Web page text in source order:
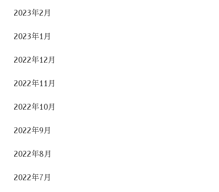
2023年2月
2023年1月
2022年12月
2022年11月
2022年10月
2022年9月
2022年8月
2022年7月